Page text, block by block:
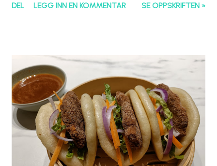
DEL LEGG INN EN KOMMENTAR SE OPPSKRIFTEN »